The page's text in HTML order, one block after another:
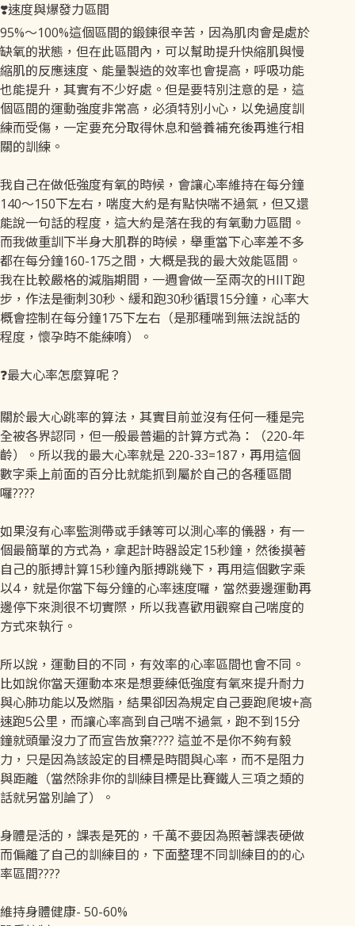
❣️速度與爆發力區間
95%～100%這個區間的鍛鍊很辛苦，因為肌肉會是處於
缺氧的狀態，但在此區間內，可以幫助提升快縮肌與慢
縮肌的反應速度、能量製造的效率也會提高，呼吸功能
也能提升，其實有不少好處。但是要特別注意的是，這
個區間的運動強度非常高，必須特別小心，以免過度訓
練而受傷，一定要充分取得休息和營養補充後再進行相
關的訓練。
我自己在做低強度有氧的時候，會讓心率維持在每分鐘
140～150下左右，喘度大約是有點快喘不過氣，但又還
能說一句話的程度，這大約是落在我的有氧動力區間。
而我做重訓下半身大肌群的時候，舉重當下心率差不多
都在每分鐘160-175之間，大概是我的最大效能區間。
我在比較嚴格的減脂期間，一週會做一至兩次的HIIT跑
步，作法是衝刺30秒、緩和跑30秒循環15分鐘，心率大
概會控制在每分鐘175下左右（是那種喘到無法說話的
程度，懷孕時不能練唷）。
❓最大心率怎麼算呢？
關於最大心跳率的算法，其實目前並沒有任何一種是完
全被各界認同，但一般最普遍的計算方式為：（220-年
齡）。所以我的最大心率就是 220-33=187，再用這個
數字乘上前面的百分比就能抓到屬於自己的各種區間
囉????
如果沒有心率監測帶或手錶等可以測心率的儀器，有一
個最簡單的方式為，拿起計時器設定15秒鐘，然後摸著
自己的脈搏計算15秒鐘內脈搏跳幾下，再用這個數字乘
以4，就是你當下每分鐘的心率速度囉，當然要邊運動再
邊停下來測很不切實際，所以我喜歡用觀察自己喘度的
方式來執行。
所以說，運動目的不同，有效率的心率區間也會不同。
比如說你當天運動本來是想要練低強度有氧來提升耐力
與心肺功能以及燃脂，結果卻因為規定自己要跑爬坡+高
速跑5公里，而讓心率高到自己喘不過氣，跑不到15分
鐘就頭暈沒力了而宣告放棄???? 這並不是你不夠有毅
力，只是因為該設定的目標是時間與心率，而不是阻力
與距離（當然除非你的訓練目標是比賽鐵人三項之類的
話就另當別論了）。
身體是活的，課表是死的，千萬不要因為照著課表硬做
而偏離了自己的訓練目的，下面整理不同訓練目的的心
率區間????
維持身體健康- 50-60%